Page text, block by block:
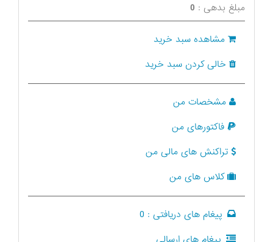
مبلغ بدهی : 0
مشاهده سبد خرید
خالی کردن سبد خرید
مشخصات من
فاکتورهای من
تراکنش های مالی من
کلاس های من
پیغام های دریافتی : 0